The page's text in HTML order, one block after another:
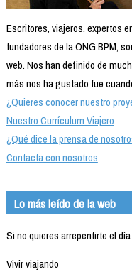
Escritores, viajeros, expertos
fundadores de la ONG BPM,
web. Nos han definido de
más nos ha gustado fue
¿Quieres conocer nuestro
Nuestro Currículum Viajero
¿Qué dice la prensa de
Contacta con nosotros
Lo más leído de la web
Si no quieres arrepentirte el
Vivir viajando